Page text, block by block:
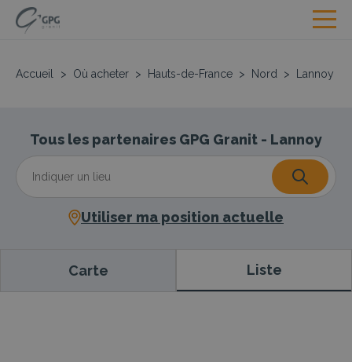
Accueil > Où acheter > Hauts-de-France > Nord > Lannoy
Tous les partenaires GPG Granit - Lannoy
Utiliser ma position actuelle
Carte Liste